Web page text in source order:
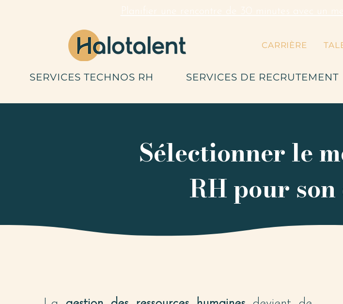
Planifier une rencontre de 30 minutes avec un
CARRIÈRE
SERVICES TECHNOS RH SERVICES DE RECRUTEMENT
Sélectionner le
RH pour